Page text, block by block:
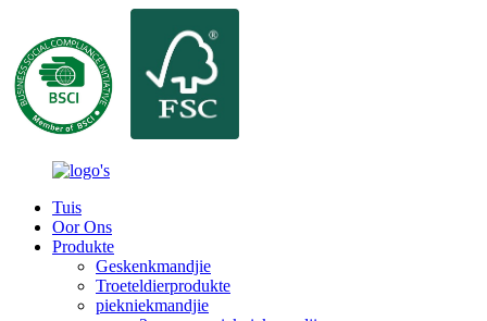
Tuis
Oor Ons
Produkte
Geskenkmandjie
Troeteldierprodukte
piekniekmandjie